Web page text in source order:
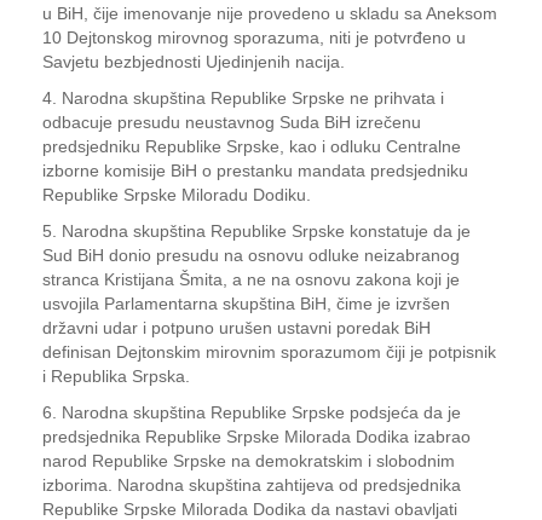
u BiH, čije imenovanje nije provedeno u skladu sa Aneksom
10 Dejtonskog mirovnog sporazuma, niti je potvrđeno u
Savjetu bezbjednosti Ujedinjenih nacija.
4. Narodna skupština Republike Srpske ne prihvata i
odbacuje presudu neustavnog Suda BiH izrečenu
predsjedniku Republike Srpske, kao i odluku Centralne
izborne komisije BiH o prestanku mandata predsjedniku
Republike Srpske Miloradu Dodiku.
5. Narodna skupština Republike Srpske konstatuje da je
Sud BiH donio presudu na osnovu odluke neizabranog
stranca Kristijana Šmita, a ne na osnovu zakona koji je
usvojila Parlamentarna skupština BiH, čime je izvršen
državni udar i potpuno urušen ustavni poredak BiH
definisan Dejtonskim mirovnim sporazumom čiji je potpisnik
i Republika Srpska.
6. Narodna skupština Republike Srpske podsjeća da je
predsjednika Republike Srpske Milorada Dodika izabrao
narod Republike Srpske na demokratskim i slobodnim
izborima. Narodna skupština zahtijeva od predsjednika
Republike Srpske Milorada Dodika da nastavi obavljati